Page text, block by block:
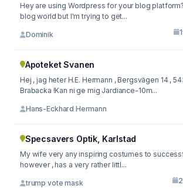
Hey are using Wordpress for your blog platform? I'm new
blog world but I'm trying to get...
Dominik
Apoteket Svanen
Hej , jag heter H.E. Hermann , Bergsvägen 14 ,
Brabacka !Kan ni ge mig Jardiance-10m...
Hans-Eckhard Hermann
Specsavers Optik, Karlstad
My wife very any inspiring costumes to
however , has a very rather littl...
trump vote mask